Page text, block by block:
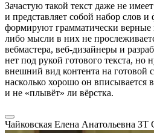
Зачастую такой текст даже не
и представляет собой набор слов
формируют грамматически верные
либо мысли в них не
вебмастера, веб-дизайнеры и
нет под рукой готового текста, но
внешний вид контента на готовой
насколько хорошо он вписывается
и не «плывёт» ли вёрстка.
Чайковская Елена Анатольевна ЗТ